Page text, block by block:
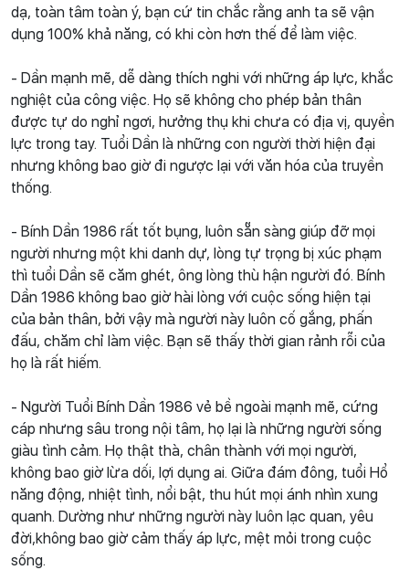
dạ, toàn tâm toàn ý, bạn cứ tin chắc rằng anh ta sẽ vận
dụng 100% khả năng, có khi còn hơn thế để làm việc.
- Dần mạnh mẽ, dễ dàng thích nghi với những áp lực, khắc
nghiệt của công việc. Họ sẽ không cho phép bản thân
được tự do nghỉ ngơi, hưởng thụ khi chưa có địa vị, quyền
lực trong tay. Tuổi Dần là những con người thời hiện đại
nhưng không bao giờ đi ngược lại với văn hóa của truyền
thống.
- Bính Dần 1986 rất tốt bụng, luôn sẵn sàng giúp đỡ mọi
người nhưng một khi danh dự, lòng tự trọng bị xúc phạm
thì tuổi Dần sẽ căm ghét, ông lòng thù hận người đó. Bính
Dần 1986 không bao giờ hài lòng với cuộc sống hiện tại
của bản thân, bởi vậy mà người này luôn cố gắng, phấn
đấu, chăm chỉ làm việc. Bạn sẽ thấy thời gian rảnh rỗi của
họ là rất hiếm.
- Người Tuổi Bính Dần 1986 vẻ bề ngoài mạnh mẽ, cứng
cáp nhưng sâu trong nội tâm, họ lại là những người sống
giàu tình cảm. Họ thật thà, chân thành với mọi người,
không bao giờ lừa dối, lợi dụng ai. Giữa đám đông, tuổi Hổ
năng động, nhiệt tình, nổi bật, thu hút mọi ánh nhìn xung
quanh. Dường như những người này luôn lạc quan, yêu
đời,không bao giờ cảm thấy áp lực, mệt mỏi trong cuộc
sống.